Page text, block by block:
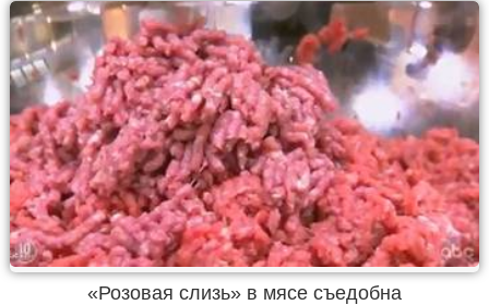
«Розовая слизь» в мясе съедобна